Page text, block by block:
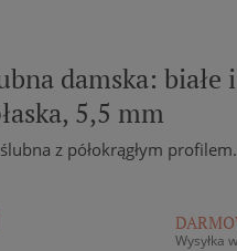
damska: białe
5,5 mm
z półokrągłym
Wysyłka